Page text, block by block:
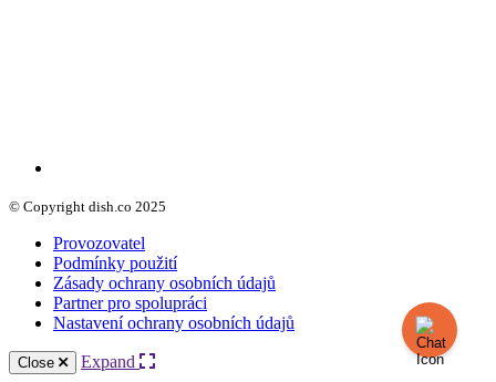
© Copyright dish.co 2025
Provozovatel
Podmínky použití
Zásady ochrany osobních údajů
Partner pro spolupráci
Nastavení ochrany osobních údajů
Close Expand